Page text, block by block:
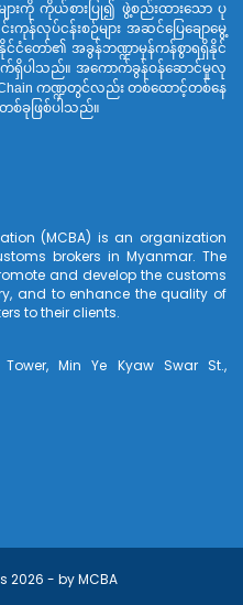
ားကို ကိုယ်စားပြု၍ ဖွဲ့စည်းထားသော ပု
လုပ်ငန်းစဉ်များ အဆင်ပြေချောမွေ့
င်ငံတော်၏ အခွန်ဘဏ္ဍာမှန်ကန်စွာရရှိနိုင်
ရှိပါသည်။ အကောက်ခွန်ဝန်ဆောင်မှုလု
Chain ကဏ္ဍတွင်လည်း တစ်ထောင့်တစ်နေ
စ်ခုဖြစ်ပါသည်။
(MCBA) is an organization
brokers in Myanmar. The
and develop the customs
and to enhance the quality of
to their clients.
Min Ye Kyaw Swar St.,
2026 - byMCBA